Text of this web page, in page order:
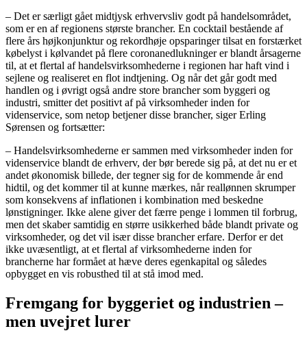
– Det er særligt gået midtjysk erhvervsliv godt på handelsområdet,
som er en af regionens største brancher. En cocktail bestående af
flere års højkonjunktur og rekordhøje opsparinger tilsat en forstærket
købelyst i kølvandet på flere coronanedlukninger er blandt årsagerne
til, at et flertal af handelsvirksomhederne i regionen har haft vind i
sejlene og realiseret en flot indtjening. Og når det går godt med
handlen og i øvrigt også andre store brancher som byggeri og
industri, smitter det positivt af på virksomheder inden for
videnservice, som netop betjener disse brancher, siger Erling
Sørensen og fortsætter:
– Handelsvirksomhederne er sammen med virksomheder inden for
videnservice blandt de erhverv, der bør berede sig på, at det nu er et
andet økonomisk billede, der tegner sig for de kommende år end
hidtil, og det kommer til at kunne mærkes, når reallønnen skrumper
som konsekvens af inflationen i kombination med beskedne
lønstigninger. Ikke alene giver det færre penge i lommen til forbrug,
men det skaber samtidig en større usikkerhed både blandt private og
virksomheder, og det vil især disse brancher erfare. Derfor er det
ikke uvæsentligt, at et flertal af virksomhederne inden for
brancherne har formået at hæve deres egenkapital og således
opbygget en vis robusthed til at stå imod med.
Fremgang for byggeriet og industrien –
men uvejret lurer